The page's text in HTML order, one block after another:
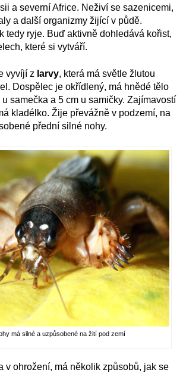
a severní Africe. Neživí se sazenicemi,
a další organizmy žijící v půdě.
tedy ryje. Buď aktivně dohledává kořist,
které si vytváří.
vyvíjí z larvy, která má světle žlutou
Dospělec je okřídlený, má hnědé tělo
samečka a 5 cm u samičky. Zajímavostí
kladélko. Žije převážně v podzemí, na
přední silné nohy.
má silné a uzpůsobené na žití pod zemí
v ohrožení, má několik způsobů, jak se